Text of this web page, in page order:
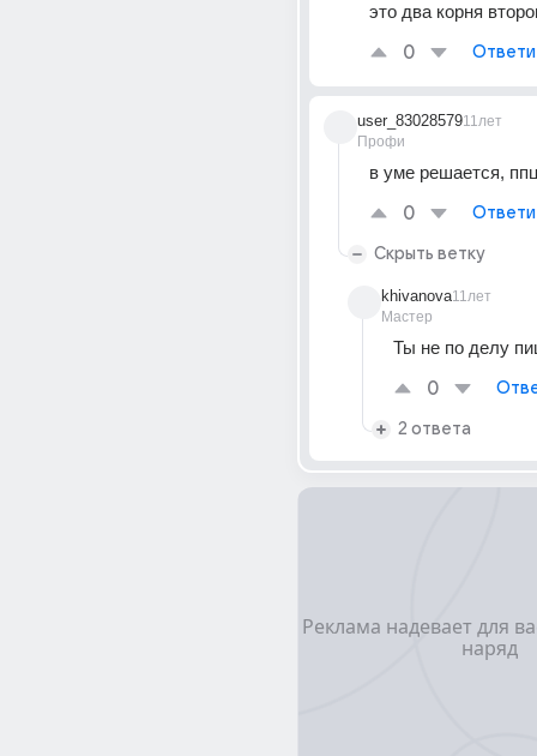
это два корня
0
user_83028579
Профи
11лет
в уме решается,
0
Скрыть ветку
khivanova
Мастер
11лет
Ты не по делу
0
2 ответа